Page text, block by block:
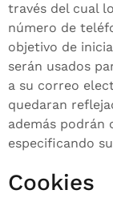
través del cual
número de
objetivo de
serán usados
a su correo
quedaran
además podrán
especificando
Cookies